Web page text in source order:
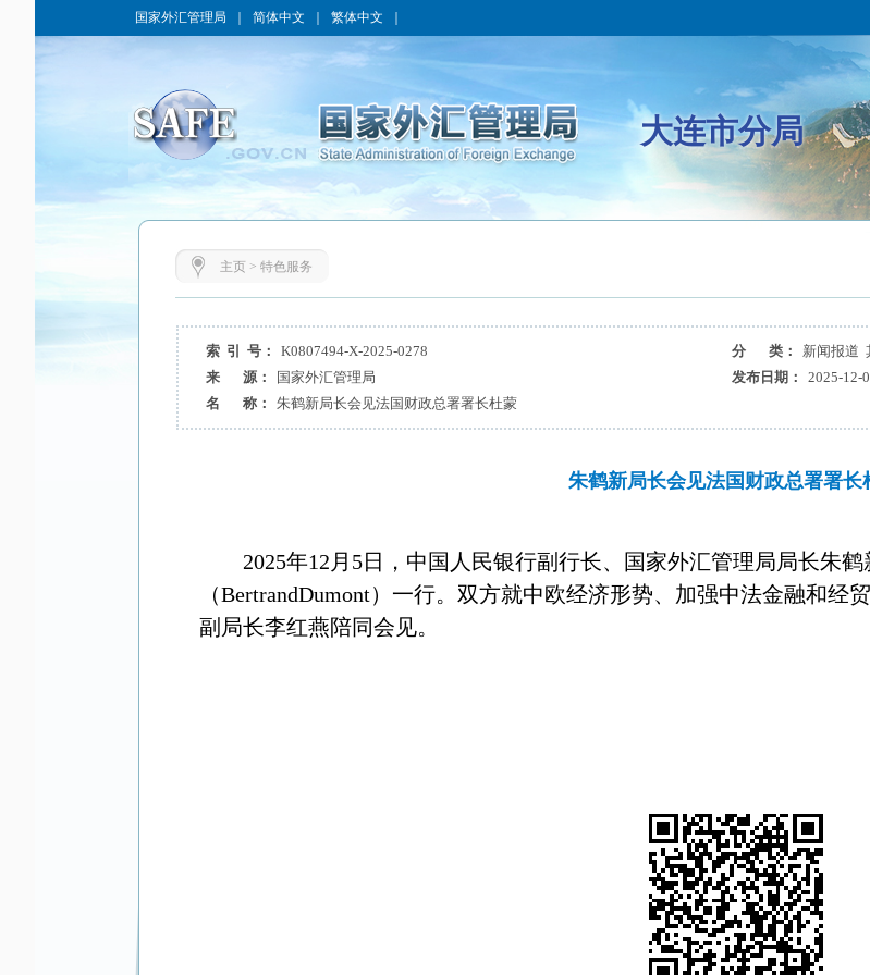
国家外汇管理局 简体中文 繁体中文
大连市分局
主页> 特色服务
索 引 号： K0807494-X-2025-0278 分 类：
新闻报道
来 源：
国家外汇管理局 发布日期：
2025-12-
名 称：
朱鹤新局长会见法国财政总署署长杜蒙
朱鹤新局长会见法国财政总署署长
2025年12 月 5日，中国人民银行副行长、国家外汇管理局局长朱
（BertrandDumont）一行。双方就中欧经济形势、加强中法金融和经
副局长李红燕陪同会见。